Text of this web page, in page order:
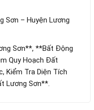
Sơn – Huyện Lương
Sơn**, **Bất Động
Quy Hoạch Đất
Kiểm Tra Diện Tích
Lương Sơn**.